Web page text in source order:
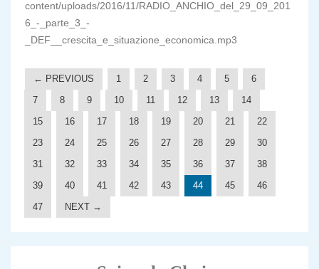
content/uploads/2016/11/RADIO_ANCHIO_del_29_09_201
6_-_parte_3_-
_DEF__crescita_e_situazione_economica.mp3
← PREVIOUS 1 2 3 4 5
6
7
8 9 10 11 12 13
14
15
16 17 18 19 20 21
22
23
24 25 26 27 28 29
30
31
32 33 34 35 36 37
38
39
40 41 42 43 44 45
46
47
NEXT →